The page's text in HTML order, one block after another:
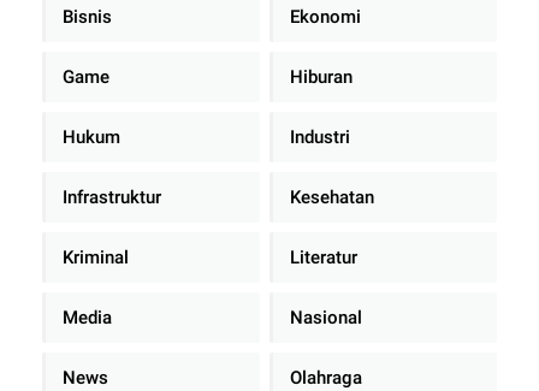
Bisnis Ekonomi
Game Hiburan
Hukum Industri
Infrastruktur Kesehatan
Kriminal Literatur
Media Nasional
News Olahraga